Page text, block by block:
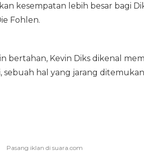
kesempatan lebih besar bagi
Fohlen.
bertahan, Kevin Diks dikenal
hal yang jarang